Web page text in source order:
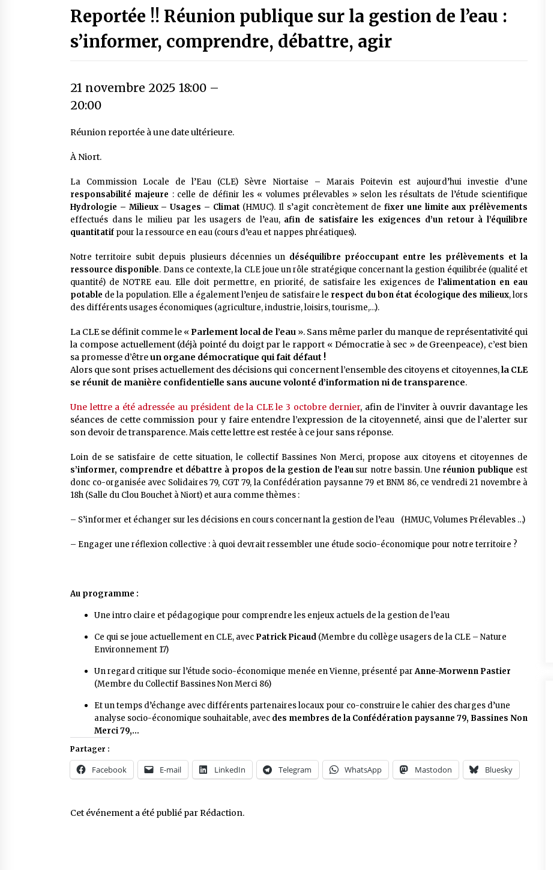
Reportée !! Réunion publique sur la gestion de l’eau :
s’informer, comprendre, débattre, agir
21 novembre 2025 18:00 –
20:00
Réunion reportée à une date ultérieure.
À Niort.
La Commission Locale de l’Eau (CLE) Sèvre Niortaise – Marais Poitevin est aujourd’hui investie d’une
responsabilité majeure : celle de définir les « volumes prélevables » selon les résultats de l’étude scientifique
Hydrologie – Milieux – Usages – Climat (HMUC). Il s’agit concrètement de fixer une limite aux prélèvements
effectués dans le milieu par les usagers de l’eau, afin de satisfaire les exigences d’un retour à l’équilibre
quantitatif pour la ressource en eau (cours d’eau et nappes phréatiques).
Notre territoire subit depuis plusieurs décennies un déséquilibre préoccupant entre les prélèvements et la
ressource disponible. Dans ce contexte, la CLE joue un rôle stratégique concernant la gestion équilibrée (qualité et
quantité) de NOTRE eau. Elle doit permettre, en priorité, de satisfaire les exigences de l’alimentation en eau
potable de la population. Elle a également l’enjeu de satisfaire le respect du bon état écologique des milieux, lors
des différents usages économiques (agriculture, industrie, loisirs, tourisme,…).
La CLE se définit comme le «Parlement local de l’eau». Sans même parler du manque de représentativité qui
la compose actuellement (déjà pointé du doigt par le rapport « Démocratie à sec » de Greenpeace), c’est bien
sa promesse d’êtreun organe démocratique qui fait défaut !
Alors que sont prises actuellement des décisions qui concernent l’ensemble des citoyens et citoyennes,la CLE
se réunit de manière confidentielle sans aucune volonté d’information ni de transparence.
Une lettre a été adressée au président de la CLE le 3 octobre dernier, afin de l’inviter à ouvrir davantage les
séances de cette commission pour y faire entendre l’expression de la citoyenneté, ainsi que de l’alerter sur
son devoir de transparence. Mais cette lettre est restée à ce jour sans réponse.
Loin de se satisfaire de cette situation, le collectif Bassines Non Merci, propose aux citoyens et citoyennes de
s’informer, comprendre et débattre à propos de la gestion de l’eausur notre bassin. Une réunion publique est
donc co-organisée avec Solidaires 79, CGT 79, la Confédération paysanne 79 et BNM 86, ce vendredi 21 novembre à
18h (Salle du Clou Bouchet à Niort) et aura comme thèmes :
– S’informer et échanger sur les décisions en cours concernant la gestion de l’eau (HMUC, Volumes Prélevables …)
– Engager une réflexion collective : à quoi devrait ressembler une étude socio-économique pour notre territoire ?
Au programme :
Une intro claire et pédagogique pour comprendre les enjeux actuels de la gestion de l’eau
Ce qui se joue actuellement en CLE, avec Patrick Picaud (Membre du collège usagers de la CLE – Nature
Environnement 17)
Un regard critique sur l’étude socio-économique menée en Vienne, présenté parAnne-Morwenn Pastier
(Membre du Collectif Bassines Non Merci 86)
Et un temps d’échange avec différents partenaires locaux pour co-construire le cahier des charges d’une
analyse socio-économique souhaitable, avec des membres de la Confédération paysanne 79, Bassines Non
Merci 79,…
Partager :
Facebook E-mail LinkedIn Telegram WhatsApp Mastodon Bluesky
Cet événement a été publié parRédaction.